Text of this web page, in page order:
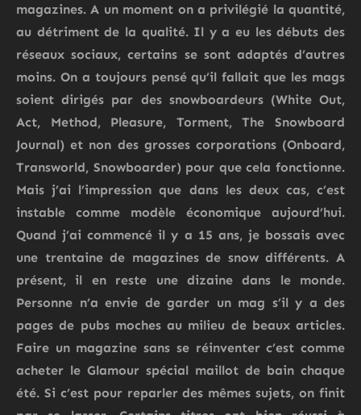
magazines. A un moment on a privilégié la quantité,
au détriment de la qualité. Il y a eu les débuts des
réseaux sociaux, certains se sont adaptés d’autres
moins. On a toujours pensé qu’il fallait que les mags
soient dirigés par des snowboardeurs (White Out,
Act, Method, Pleasure, Torment, The Snowboard
Journal) et non des grosses corporations (Onboard,
Transworld, Snowboarder) pour que cela fonctionne.
Mais j’ai l’impression que dans les deux cas, c’est
instable comme modèle économique aujourd’hui.
Quand j’ai commencé il y a 15 ans, je bossais avec
une trentaine de magazines de snow différents. A
présent, il en reste une dizaine dans le monde.
Personne n’a envie de garder un mag s’il y a des
pages de pubs moches au milieu de beaux articles.
Faire un magazine sans se réinventer c’est comme
acheter le Glamour spécial maillot de bain chaque
été. Si c’est pour reparler des mêmes sujets, on finit